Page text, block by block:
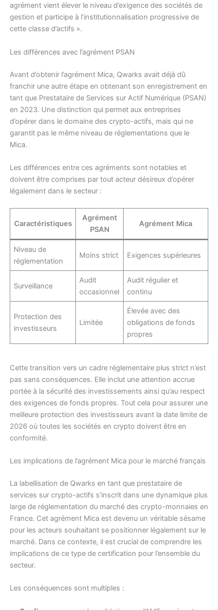
agrément vient élever le niveau d’exigence des sociétés de
gestion et participe à l’institutionnalisation progressive de
cette classe d’actifs ».
Les différences avec l’agrément PSAN
Avant d’obtenir l’agrément Mica, Qwarks avait déjà dû
franchir une autre étape en obtenant son enregistrement en
tant que Prestataire de Services sur Actif Numérique (PSAN)
en 2023. Une distinction qui permet aux entreprises
d’opérer dans le domaine des crypto-actifs, mais qui ne
garantit pas le même niveau de réglementations que le
Mica.
Les différences entre ces agréments sont notables et
doivent être comprises par tout acteur désireux d’opérer
légalement dans le secteur :
Caractéristiques
Agrément
PSAN
Agrément Mica
Niveau de
réglementation
Moins strict Exigences supérieures
Surveillance
Audit
occasionnel
Audit régulier et
continu
Protection des
investisseurs
Limitée
Élevée avec des
obligations de fonds
propres
Cette transition vers un cadre réglementaire plus strict n’est
pas sans conséquences. Elle inclut une attention accrue
portée à la sécurité des investissements ainsi qu’au respect
des exigences de fonds propres. Tout cela pour assurer une
meilleure protection des investisseurs avant la date limite de
2026 où toutes les sociétés en crypto doivent être en
conformité.
Les implications de l’agrément Mica pour le marché français
La labellisation de Qwarks en tant que prestataire de
services sur crypto-actifs s’inscrit dans une dynamique plus
large de réglementation du marché des crypto-monnaies en
France. Cet agrément Mica est devenu un véritable sésame
pour les acteurs souhaitant se positionner légalement sur le
marché. Dans ce contexte, il est crucial de comprendre les
implications de ce type de certification pour l’ensemble du
secteur.
Les conséquences sont multiples :